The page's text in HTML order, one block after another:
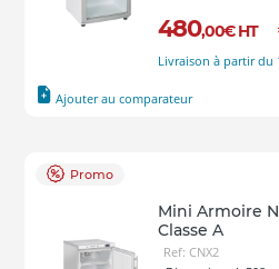
480,00€ HT
Livraison à partir du
Ajouter au comparateur
Promo
Mini Armoire
Classe A
Ref: CNX2